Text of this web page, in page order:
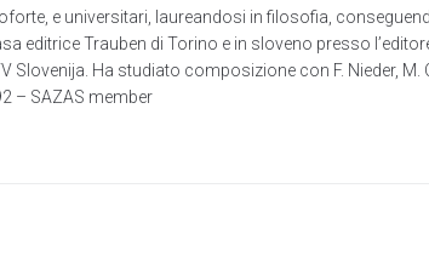
e universitari, laureandosi in filosofia,
Trauben di Torino e in sloveno presso
Ha studiato composizione con F. Nieder, M.
– SAZAS member